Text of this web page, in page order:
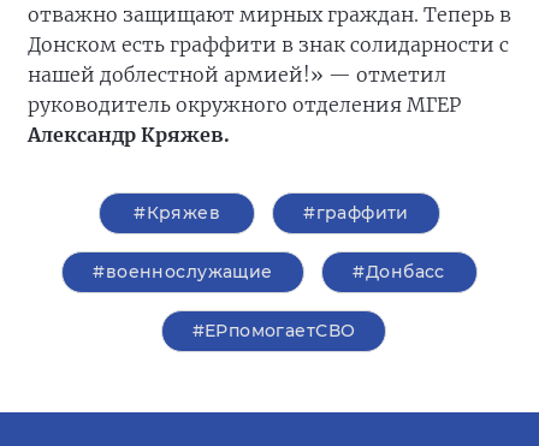
отважно защищают мирных граждан. Теперь в
Донском есть граффити в знак солидарности с
нашей доблестной армией!» — отметил
руководитель окружного отделения МГЕР
Александр Кряжев.
#Кряжев #граффити
#военнослужащие #Донбасс
#ЕРпомогаетСВО